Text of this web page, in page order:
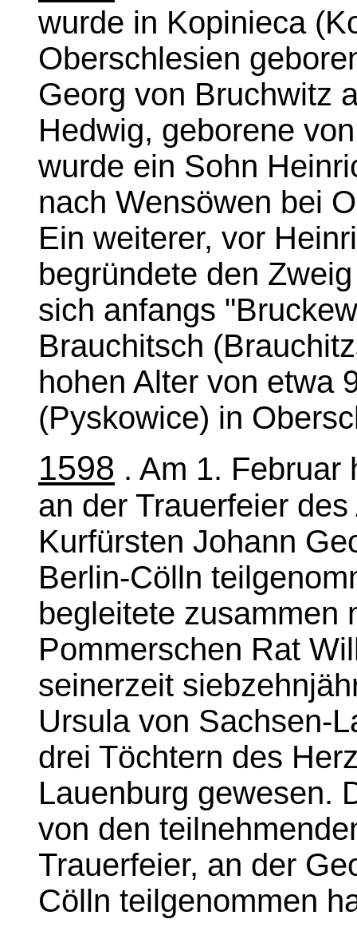
wurde in Kopinieca
Oberschlesien
Georg von Bruchwitz
Hedwig, geborene
wurde ein Sohn
nach Wensöwen bei
Ein weiterer, vor
begründete den
sich anfangs
Brauchitsch
hohen Alter von etwa
(Pyskowice) in
1598 . Am 1. Februar
an der Trauerfeier
Kurfürsten Johann
Berlin-Cölln
begleitete zusammen
Pommerschen Rat
seinerzeit
Ursula von Sachsen-
drei Töchtern des
Lauenburg gewesen.
von den
Trauerfeier, an der
Cölln teilgenommen